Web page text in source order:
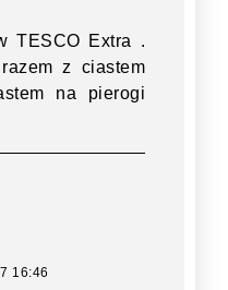
TESCO Extra .
z ciastem
na pierogi
16:46